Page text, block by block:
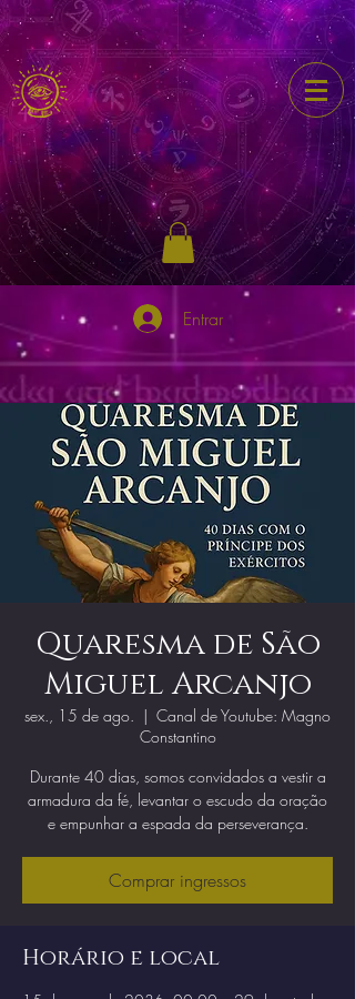
Entrar
Quaresma de São
Miguel Arcanjo
sex., 15 de ago.
  |
Canal de Youtube: Magno
Constantino
Durante 40 dias, somos convidados a vestir a
armadura da fé, levantar o escudo da oração
e empunhar a espada da perseverança.
Comprar ingressos
Horário e local